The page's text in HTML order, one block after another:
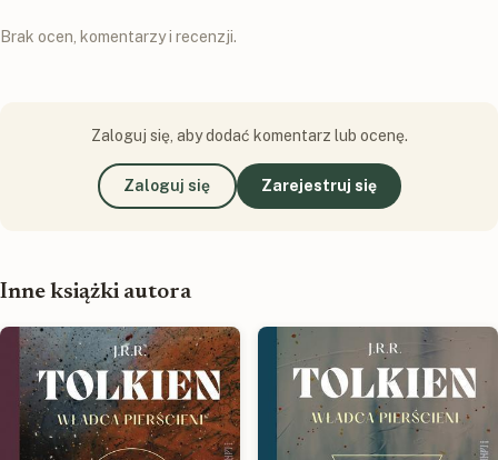
Brak ocen, komentarzy i recenzji.
Zaloguj się, aby dodać komentarz lub ocenę.
Zaloguj się Zarejestruj się
Inne książki autora